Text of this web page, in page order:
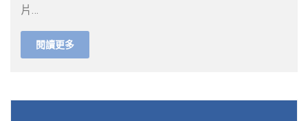
片…
閱讀更多